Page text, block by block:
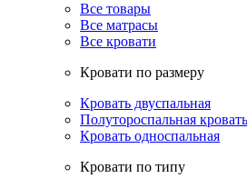
Все товары
Все матрасы
Все кровати
Кровати по размеру
Кровать двуспальная
Полутороспальная кровать
Кровать односпальная
Кровати по типу